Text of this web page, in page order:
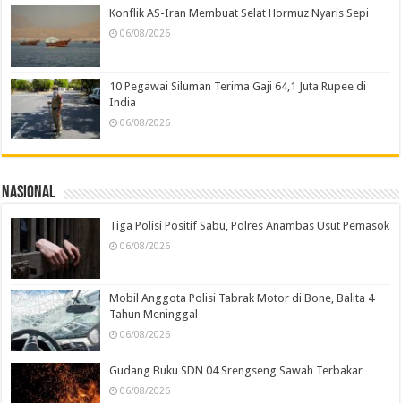
Konflik AS-Iran Membuat Selat Hormuz Nyaris Sepi
06/08/2026
10 Pegawai Siluman Terima Gaji 64,1 Juta Rupee di
India
06/08/2026
Nasional
Tiga Polisi Positif Sabu, Polres Anambas Usut Pemasok
06/08/2026
Mobil Anggota Polisi Tabrak Motor di Bone, Balita 4
Tahun Meninggal
06/08/2026
Gudang Buku SDN 04 Srengseng Sawah Terbakar
06/08/2026